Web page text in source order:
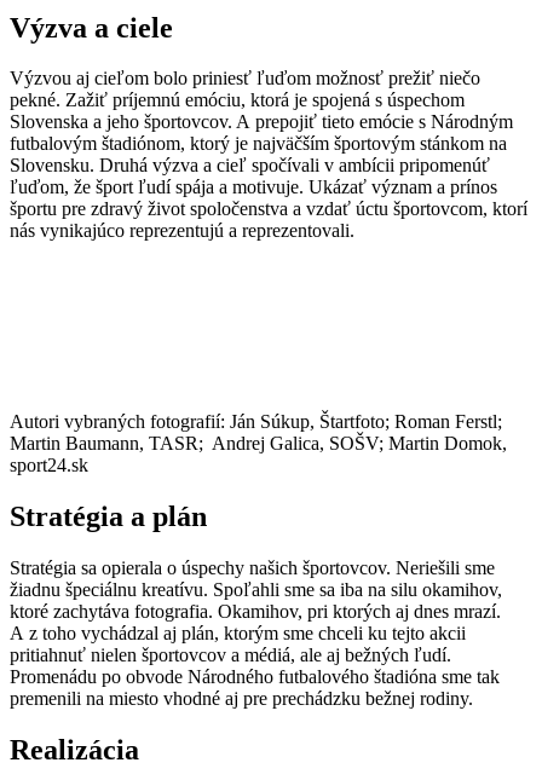
Výzva a ciele
Výzvou aj cieľom bolo priniesť ľuďom možnosť prežiť niečo
pekné. Zažiť príjemnú emóciu, ktorá je spojená s úspechom
Slovenska a jeho športovcov. A prepojiť tieto emócie s Národným
futbalovým štadiónom, ktorý je najväčším športovým stánkom na
Slovensku. Druhá výzva a cieľ spočívali v ambícii pripomenúť
ľuďom, že šport ľudí spája a motivuje. Ukázať význam a prínos
športu pre zdravý život spoločenstva a vzdať úctu športovcom, ktorí
nás vynikajúco reprezentujú a reprezentovali.
Autori vybraných fotografií: Ján Súkup, Štartfoto; Roman Ferstl;
Martin Baumann, TASR; Andrej Galica, SOŠV; Martin Domok,
sport24.sk
Stratégia a plán
Stratégia sa opierala o úspechy našich športovcov. Neriešili sme
žiadnu špeciálnu kreatívu. Spoľahli sme sa iba na silu okamihov,
ktoré zachytáva fotografia. Okamihov, pri ktorých aj dnes mrazí.
A z toho vychádzal aj plán, ktorým sme chceli ku tejto akcii
pritiahnuť nielen športovcov a médiá, ale aj bežných ľudí.
Promenádu po obvode Národného futbalového štadióna sme tak
premenili na miesto vhodné aj pre prechádzku bežnej rodiny.
Realizácia